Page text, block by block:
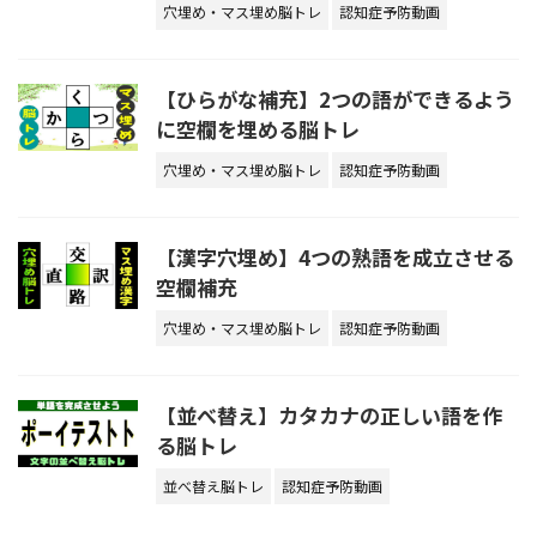
穴埋め・マス埋め脳トレ 認知症予防動画
【ひらがな補充】2つの語ができるよう
に空欄を埋める脳トレ
穴埋め・マス埋め脳トレ 認知症予防動画
【漢字穴埋め】4つの熟語を成立させる
空欄補充
穴埋め・マス埋め脳トレ 認知症予防動画
【並べ替え】カタカナの正しい語を作
る脳トレ
並べ替え脳トレ 認知症予防動画